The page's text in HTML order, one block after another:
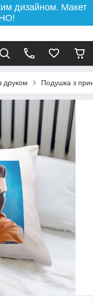
дизайном. Макет
друком Подушка з